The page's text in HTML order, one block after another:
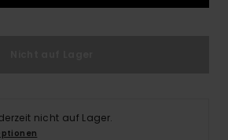
nicht auf Lager.